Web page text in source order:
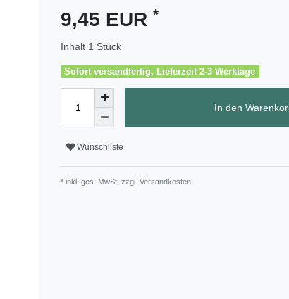
9,45 EUR *
Inhalt 1 Stück
Sofort versandfertig, Lieferzeit 2-3 Werktage
In den
Wunschliste
* inkl. ges. MwSt. zzgl. Versandkosten